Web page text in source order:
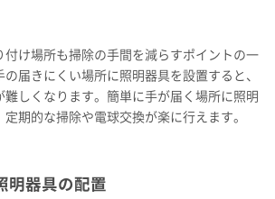
付け場所も掃除の手間を減らすポイントの一
届きにくい場所に照明器具を設置すると、
難しくなります。簡単に手が届く場所に照明
期的な掃除や電球交換が楽に行えます。
明器具の配置